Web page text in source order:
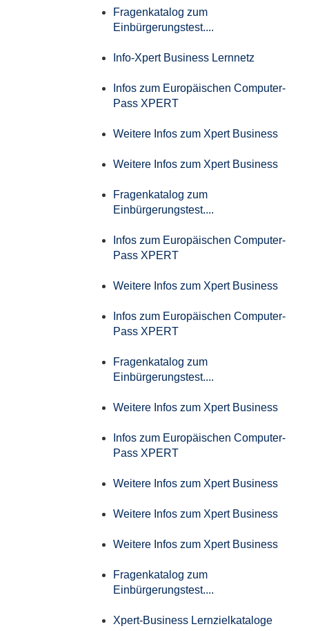
Fragenkatalog zum
Einbürgerungstest....
Info-Xpert Business Lernnetz
Infos zum Europäischen Computer-
Pass XPERT
Weitere Infos zum Xpert Business
Weitere Infos zum Xpert Business
Fragenkatalog zum
Einbürgerungstest....
Infos zum Europäischen Computer-
Pass XPERT
Weitere Infos zum Xpert Business
Infos zum Europäischen Computer-
Pass XPERT
Fragenkatalog zum
Einbürgerungstest....
Weitere Infos zum Xpert Business
Infos zum Europäischen Computer-
Pass XPERT
Weitere Infos zum Xpert Business
Weitere Infos zum Xpert Business
Weitere Infos zum Xpert Business
Fragenkatalog zum
Einbürgerungstest....
Xpert-Business Lernzielkataloge